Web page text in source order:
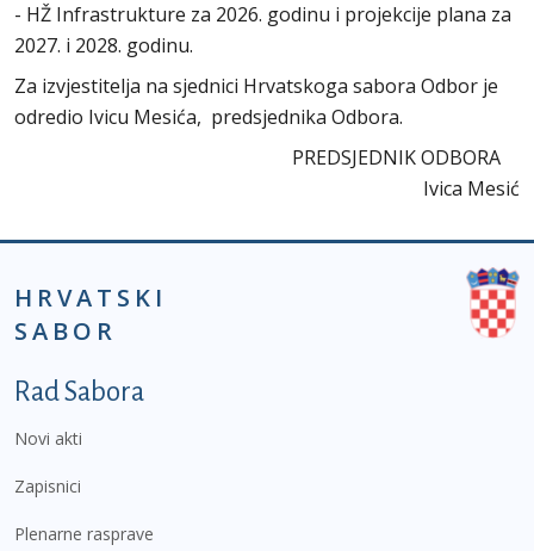
- HŽ Infrastrukture za 2026. godinu i projekcije plana za
2027. i 2028. godinu.
Za izvjestitelja na sjednici Hrvatskoga sabora Odbor je
odredio Ivicu Mesića, predsjednika Odbora.
PREDSJEDNIK ODBORA
Ivica Mesić
HRVATSKI
SABOR
Podnožje prvi izbornik
Rad Sabora
Novi akti
Zapisnici
Plenarne rasprave